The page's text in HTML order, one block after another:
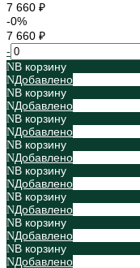
7 660 ₽
-0%
7 660 ₽
-
В корзину
Добавлено
В корзину
Добавлено
В корзину
Добавлено
В корзину
Добавлено
В корзину
Добавлено
В корзину
Добавлено
В корзину
Добавлено
В корзину
Добавлено